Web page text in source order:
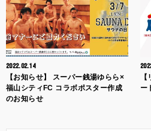
2022.02.14
【お知らせ】 スーパー銭湯ゆらら×
福山シティFC コラボポスター作成
のお知らせ
ー